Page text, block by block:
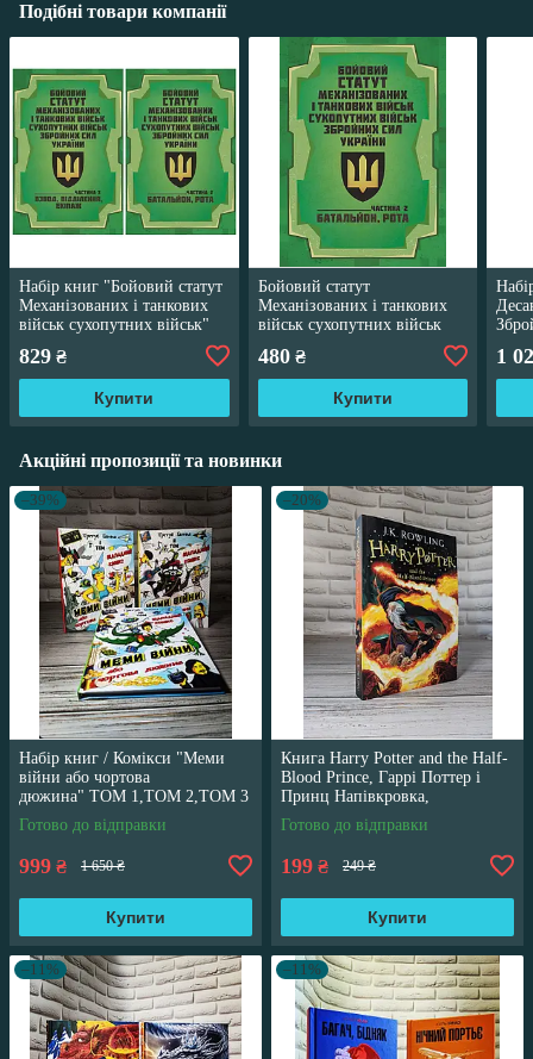
Подібні товари компанії
Набір книг "Бойовий статут
Механізованих і танкових
військ сухопутних військ"
829 ₴
Купити
Бойовий статут
Механізованих і танкових
військ сухопутних військ
Частина 2 (Батальйон,
480₴
Купити
1
Акційні пропозиції та новинки
–39%
Набір книг / Комікси "Меми
війни або чортова
дюжина" ТОМ 1,ТОМ 2,ТОМ 3
Трегуб Ганна
Готово до відправки
999 ₴ 1 650 ₴
Купити
–20%
Книга Harry Potter and the Half-
Blood Prince, Гаррі Поттер і
Принц Напівкровка,
англійською мовою
Готово до відправки
199 ₴ 249 ₴
Купити
–11% –11%